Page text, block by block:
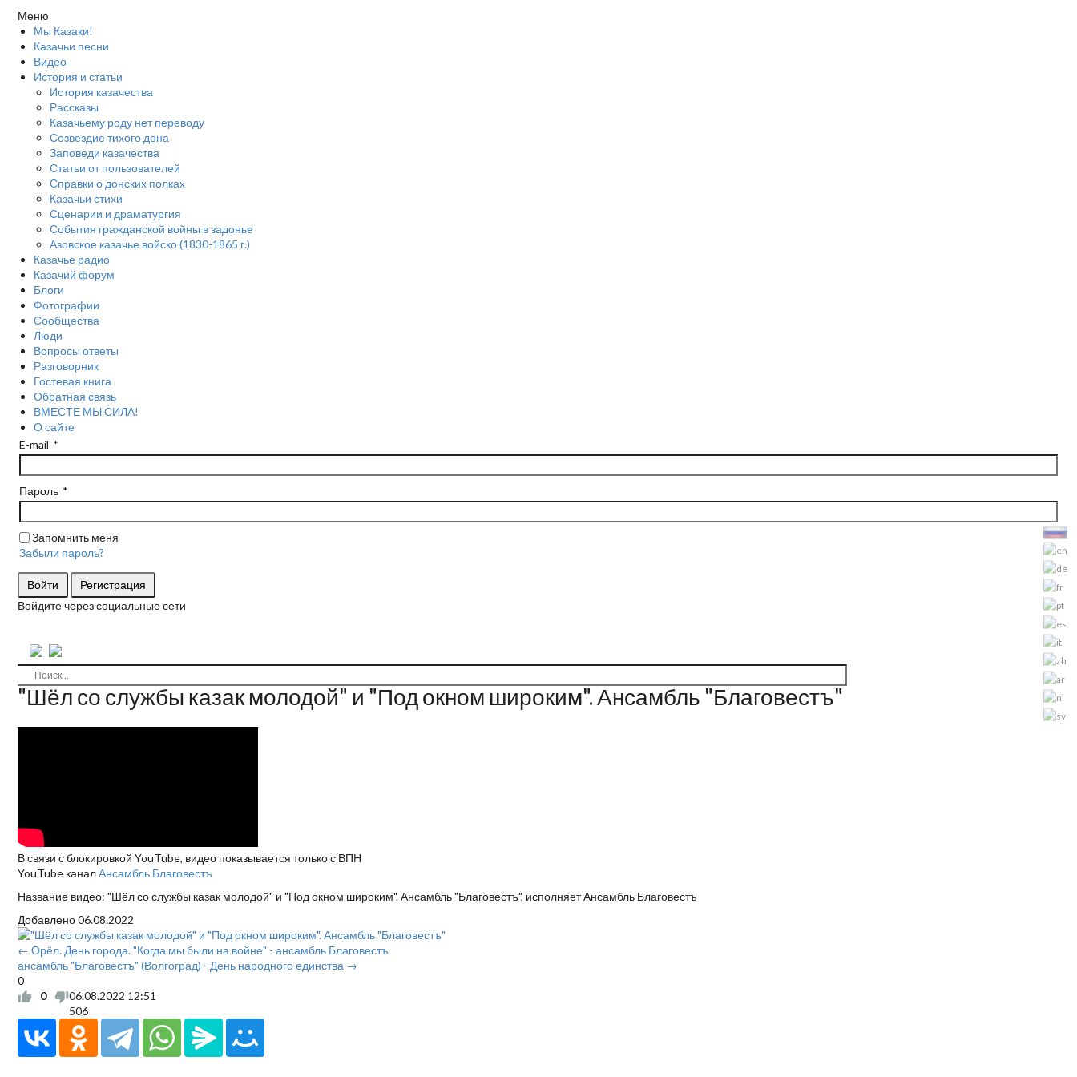
Меню
Мы Казаки!
Казачьи песни
Видео
История и статьи
История казачества
Рассказы
Казачьему роду нет переводу
Созвездие тихого дона
Заповеди казачества
Статьи от пользователей
Справки о донских полках
Казачьи стихи
Сценарии и драматургия
События гражданской войны в задонье
Азовское казачье войско (1830-1865 г.)
Казачье радио
Казачий форум
Блоги
Фотографии
Сообщества
Люди
Вопросы ответы
Разговорник
Гостевая книга
Обратная связь
ВМЕСТЕ МЫ СИЛА!
О сайте
E-mail
Пароль
Запомнить меня
Забыли пароль?
Войти Регистрация
Войдите через социальные сети
"Шёл со службы казак молодой" и "Под окном широким". Ансамбль "Благовестъ"
В связи с блокировкой YouTube, видео показывается только с ВПН
YouTube каналАнсамбль Благовестъ
Название видео: "Шёл со службы казак молодой" и "Под окном широким". Ансамбль "Благовестъ", исполняет Ансамбль Благовестъ
Добавлено06.08.2022
← Орёл. День города. "Когда мы были на войне" - ансамбль Благовестъ
ансамбль "Благовестъ" (Волгоград) - День народного единства →
0
0
06.08.2022 12:51
506